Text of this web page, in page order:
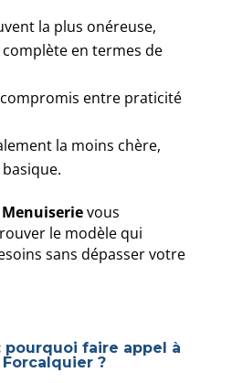
la plus onéreuse,
en termes de
entre praticité
la moins chère,
vous
le modèle qui
sans dépasser votre
pourquoi faire appel à
?